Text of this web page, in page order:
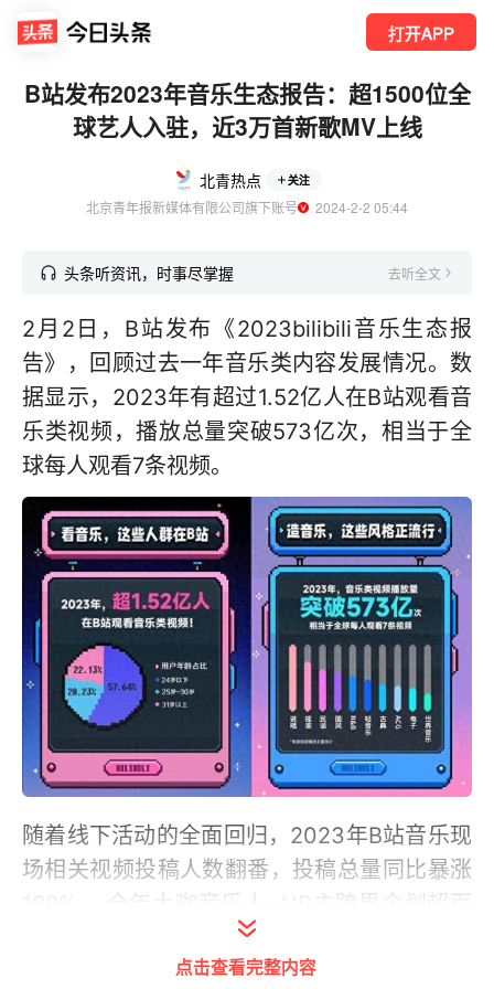
打开APP
B站发布2023年音乐生态报告：超1500位全
球艺人入驻，近3万首新歌MV上线
北青热点 关注
北京青年报新媒体有限公司旗下账号
  2024-2-2 05:44
头条听资讯，时事尽掌握 去听全文
2月2日，B站发布《2023bilibili音乐生态报
告》，回顾过去一年音乐类内容发展情况。数
据显示，2023年有超过1.52亿人在B站观看音
乐类视频，播放总量突破573亿次，相当于全
球每人观看7条视频。
随着线下活动的全面回归，2023年B站音乐现
场相关视频投稿人数翻番，投稿总量同比暴涨
189% 。全年大咖音乐人×UP主跨界企划超百
次，音乐现场活动合作超1100场。其中，陈奕
迅与UP主“狂阿弥_”深度对谈、李宇春演唱会
点击查看完整内容